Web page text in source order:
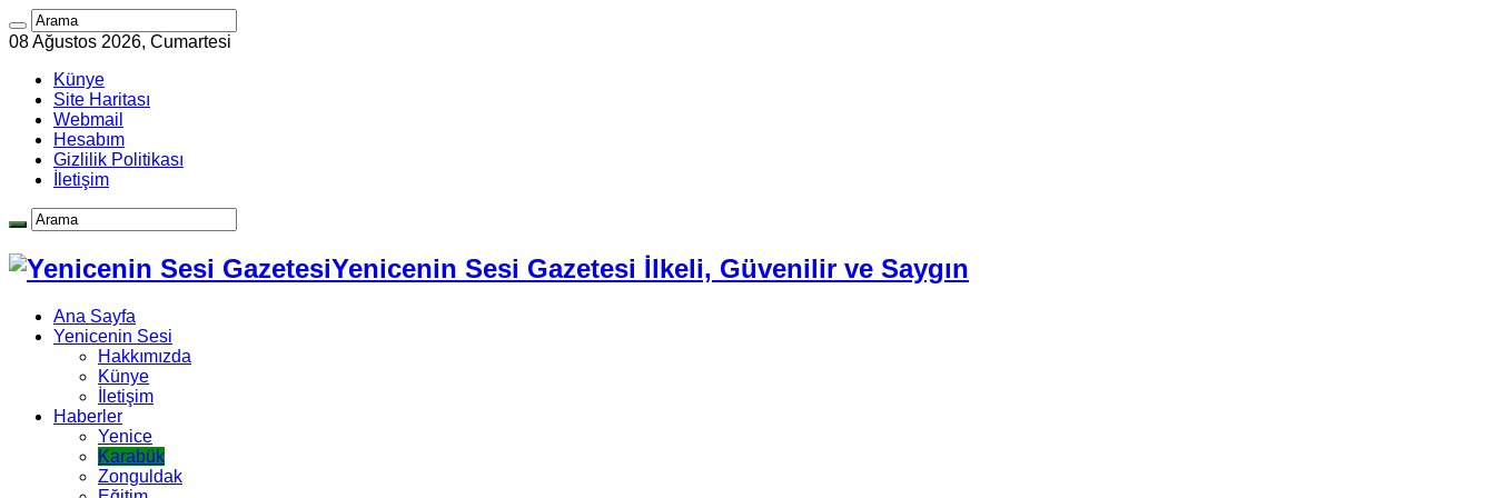
08 Ağustos 2026, Cumartesi
Künye
Site Haritası
Webmail
Hesabım
Gizlilik Politikası
İletişim
Yenicenin Sesi Gazetesi İlkeli, Güvenilir ve Saygın
Ana Sayfa
Yenicenin Sesi
Hakkımızda
Künye
İletişim
Haberler
Yenice
Karabük
Zonguldak